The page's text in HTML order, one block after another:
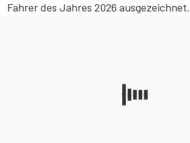
Fahrer des Jahres 2026 ausgezeichnet.